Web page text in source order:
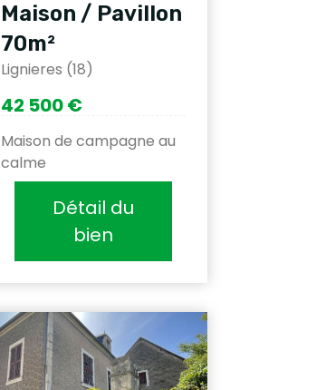
Maison / Pavillon
70m²
Lignieres (18)
42 500 €
Maison de campagne au
calme
Détail du
bien